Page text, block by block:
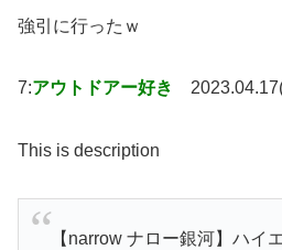
強引に行ったｗ
7:アウトドアー好き
This is description
【narrow ナロー銀河】ハイ